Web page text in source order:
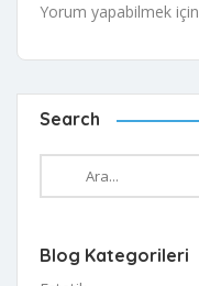
Yorum yapabilmek için
Search
Blog Kategorileri